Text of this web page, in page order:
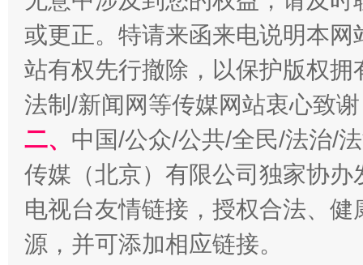
揭开“小金库”的免责幌子
或更正。特请来函来电说明本
站有权先行撤除，以保护版权
法制/新闻网等传媒网站衷心致
二、 中国/公众/公共/全民/法治/
传媒（北京）有限公司独家协
电视台友情链接，授权合法、
源，并可添加相应链接。